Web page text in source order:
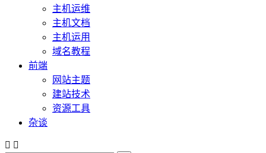
主机运维
主机文档
主机运用
域名教程
前端
网站主题
建站技术
资源工具
杂谈
 